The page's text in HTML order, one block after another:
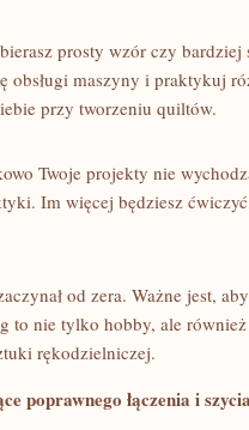
prosty wzór czy
obsługi maszyny i praktykuj
przy tworzeniu quiltów.
Twoje projekty nie
Im więcej będziesz
od zera. Ważne jest,
to nie tylko hobby, ale
rękodzielniczej.
poprawnego łączenia ​i